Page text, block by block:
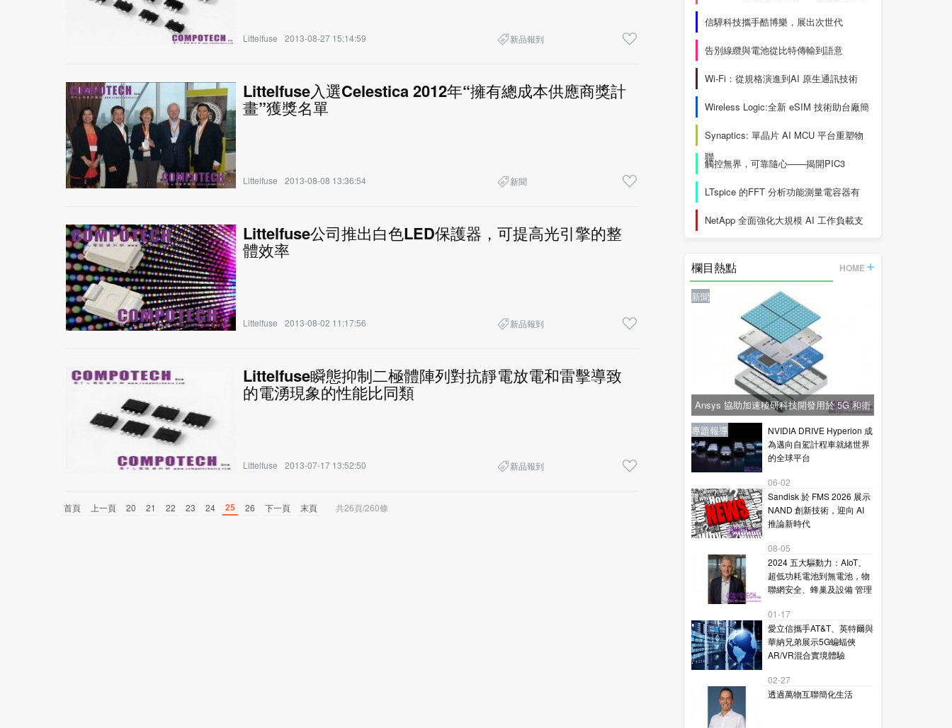
Littelfuse 2013-08-27 15:14:59 新品報到
Littelfuse入選Celestica 2012年“擁有總成本供應商獎計
畫”獲獎名單
Littelfuse 2013-08-08 13:36:54 新聞
Littelfuse公司推出白色LED保護器，可提高光引擎的整
體效率
Littelfuse 2013-08-02 11:17:56 新品報到
Littelfuse瞬態抑制二極體陣列對抗靜電放電和雷擊導致
的電湧現象的性能比同類
Littelfuse 2013-07-17 13:52:50 新品報到
共26頁/260條
首頁 上一頁 20 21 22 23 24 25 26 下一頁 末頁
信驊科技攜手酷博樂，展出次世代
告別線纜與電池從比特傳輸到語意
Wi-Fi：從規格演進到AI 原生通訊技術
Wireless Logic:全新 eSIM 技術助台廠簡
Synaptics: 單晶片 AI MCU 平台重塑物
聯
觸控無界，可靠隨心——揭開PIC3
LTspice 的FFT 分析功能測量電容器有
NetApp 全面強化大規模 AI 工作負載支
欄目熱點 HOME
新聞
Ansys 協助加速稜研科技開發用於 5G 和衛
星通訊的下一代毫米波技術
新聞
NVIDIA DRIVE Hyperion 成
為邁向自駕計程車就緒世界
的全球平台
06-02
新聞
Sandisk 於 FMS 2026 展示
NAND 創新技術，迎向 AI
推論新時代
08-05
專題報導
2024 五大驅動力：AIoT、
超低功耗電池到無電池，物
聯網安全、蜂巢及設備 管理
01-17
新聞
愛立信攜手AT&T、英特爾與
華納兄弟展示5G蝙蝠俠
AR/VR混合實境體驗
02-27
專題報導
透過萬物互聯簡化生活